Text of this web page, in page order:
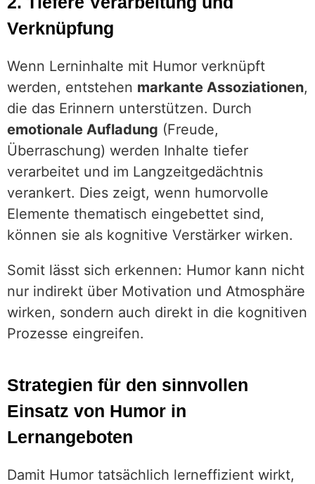
Verknüpfung
Wenn Lerninhalte mit Humor verknüpft
werden, entstehen markante Assoziationen,
die das Erinnern unterstützen. Durch
emotionale Aufladung (Freude,
Überraschung) werden Inhalte tiefer
verarbeitet und im Langzeitgedächtnis
verankert. Dies zeigt, wenn humorvolle
Elemente thematisch eingebettet sind,
können sie als kognitive Verstärker wirken.
Somit lässt sich erkennen: Humor kann nicht
nur indirekt über Motivation und Atmosphäre
wirken, sondern auch direkt in die kognitiven
Prozesse eingreifen.
Strategien für den sinnvollen
Einsatz von Humor in
Lernangeboten
Damit Humor tatsächlich lerneffizient wirkt,